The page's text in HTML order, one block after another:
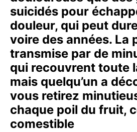
suicidés pour
douleur, qui peut
voire des années. La
transmise par de
qui recouvrent toute
mais quelqu’un a
vous retirez
chaque poil du fruit,
comestible